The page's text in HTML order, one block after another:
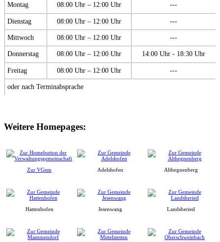
Montag 08:00 Uhr – 12:00 Uhr ---
Dienstag 08:00 Uhr – 12:00 Uhr ---
Mittwoch 08:00 Uhr – 12:00 Uhr ---
Donnerstag 08:00 Uhr – 12:00 Uhr 14:00 Uhr - 18:30 Uhr
Freitag 08:00 Uhr – 12:00 Uhr ---
oder nach Terminabsprache
Weitere Homepages:
Zur VGem Adelshofen Althegnenberg
Hattenhofen Jesenwang Landsberied